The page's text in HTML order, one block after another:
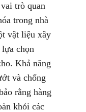
trò quan
trong nhà
vật liệu xây
chọn
Khả năng
và chống
rằng hàng
khỏi các